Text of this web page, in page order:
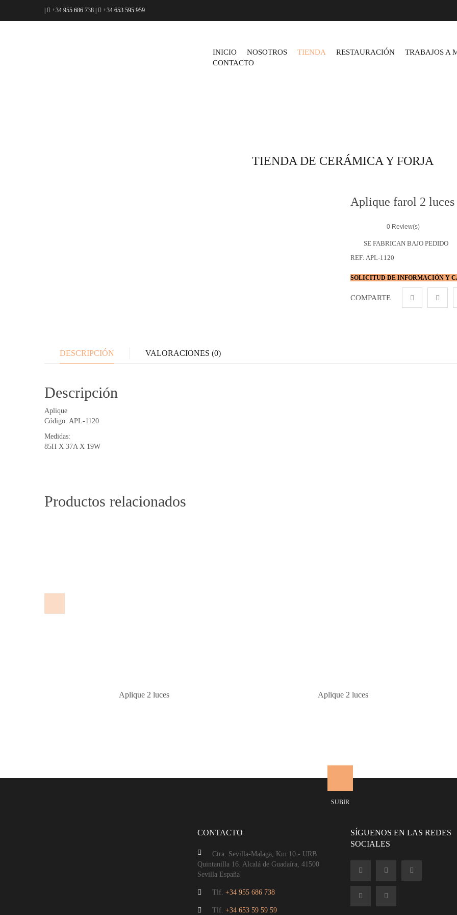
+34 955 686 738 +34 653 595 959
INICIO NOSOTROS TIENDA RESTAURACIÓN TRABAJOS A
CONTACTO
TIENDA DE CERÁMICA Y FORJA
Aplique farol 2 luces
0 Review(s)
SE FABRICAN BAJO PEDIDO
REF: APL-1120
SOLICITUD DE INFORMACIÓN Y
COMPARTE
DESCRIPCIÓN VALORACIONES (0)
Descripción
Aplique
Código: APL-1120
Medidas:
85H X 37A X 19W
Productos relacionados
Aplique 2 luces Aplique 2 luces
CONTACTO
Ctra. Sevilla-Malaga, Km 10 - URB
Quintanilla 16. Alcalá de Guadaíra, 41500
Sevilla España
Tlf. +34 955 686 738
Tlf. +34 653 59 59 59
SÍGUENOS EN LAS REDES
SOCIALES
SUBIR